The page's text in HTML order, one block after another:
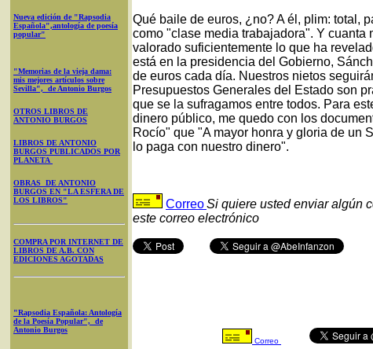
Nueva edición de "Rapsodia
Española",antología de poesía
popular"
"Memorias de la vieja dama:
mis mejores artículos sobre
Sevilla", de Antonio Burgos
OTROS LIBROS DE
ANTONIO BURGOS
LIBROS DE ANTONIO
BURGOS PUBLICADOS POR
PLANETA
OBRAS DE ANTONIO
BURGOS EN "LA ESFERA DE
LOS LIBROS"
COMPRA POR INTERNET DE
LIBROS DE A.B. CON
EDICIONES AGOTADAS
"Rapsodia Española: Antología
de la Poesía Popular", de
Antonio Burgos
Qué baile de euros, ¿no? A él, plim: total,
como "clase media trabajadora". Y cuanta
valorado suficientemente lo que ha
está en la presidencia del Gobierno,
de euros cada día. Nuestros nietos
Presupuestos Generales del Estado son
que se la sufragamos entre todos. Para
dinero público, me quedo con los
Rocío" que "A mayor honra y gloria de un
lo paga con nuestro dinero".
CorreoSi quiere usted enviar algún
este correo electrónico
Correo